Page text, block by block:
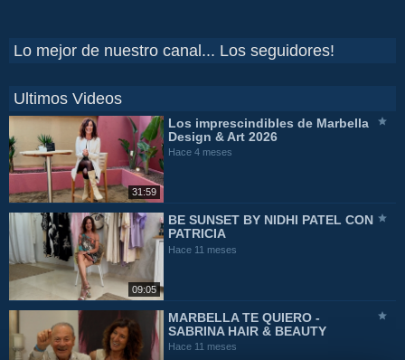
Lo mejor de nuestro canal... Los seguidores!
Ultimos Videos
31:59
Los imprescindibles de Marbella
Design & Art 2026
Hace 4 meses
09:05
BE SUNSET BY NIDHI PATEL CON
PATRICIA
Hace 11 meses
MARBELLA TE QUIERO -
SABRINA HAIR & BEAUTY
Hace 11 meses